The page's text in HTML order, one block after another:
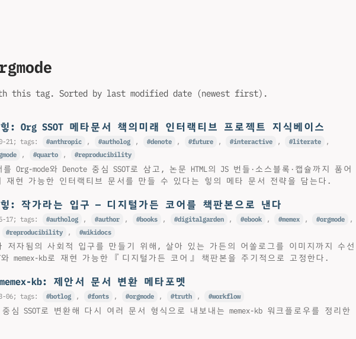
this tag. Sorted by last modified date (newest first).
힣: Org SSOT 메타문서 책의미래 인터랙티브 프로젝트 지식베이스
21; tags: anthropic , autholog , denote , future , interactive , literate
,
, quarto , reproducibility
Org-mode와 Denote 중심 SSOT로 삼고, 논문 HTML의 JS 번들·소스블록·캡슐까지 품어
재현 가능한 인터랙티브 문서를 만들 수 있다는 힣의 메타 문서 전략을 담는다.
힣: 작가라는 입구 — 디지털가든 코어를 책판본으로 낸다
17; tags: autholog , author , books , digitalgarden , ebook , memex , orgmode
,
reproducibility , wikidocs
저자됨의 사회적 입구를 만들기 위해, 살아 있는 가든의 어쏠로그를 이미지까지 수선
와 memex-kb로 재현 가능한 『디지털가든 코어』 책판본을 주기적으로 고정한다.
kb: 제안서 문서 변환 메타포멧
06; tags: botlog , fonts , orgmode , truth , workflow
심 SSOT로 변환해 다시 여러 문서 형식으로 내보내는 memex-kb 워크플로우를 정리한